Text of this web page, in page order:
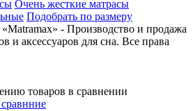
Очень жесткие матрасы
Подобрать по размеру
- Производство и продажа
и аксессуаров для сна. Все права
товаров в сравнении